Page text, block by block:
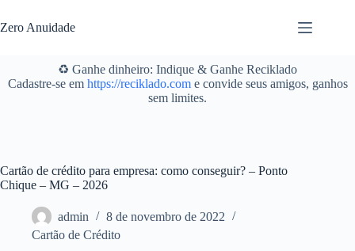
para
o
Zero Anuidade
♻️ Ganhe dinheiro: Indique & Ganhe Reciklado
Cadastre-se em https://reciklado.come convide seus amigos, ganhos
sem limites.
Cartão de crédito para empresa: como conseguir? – Ponto
Chique – MG – 2026
admin
8 de novembro de 2022
Cartão de Crédito